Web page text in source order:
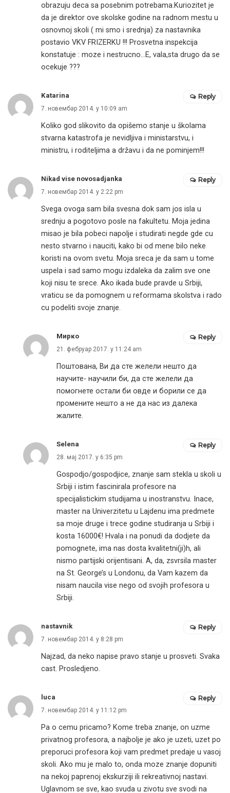
obrazuju deca sa posebnim potrebama.Kuriozitet je
da je direktor ove skolske godine na radnom mestu u
osnovnoj skoli ( mi smo i srednja) za nastavnika
postavio VKV FRIZERKU !!! Prosvetna inspekcija
konstatuje : moze i nestrucno…E, vala,sta drugo da se
ocekuje ???
Katarina
7. новембар 2014. у 10:09 am
Koliko god slikovito da opišemo stanje u školama
stvarna katastrofa je nevidljiva i ministarstvu, i
ministru, i roditeljima a državu i da ne pominjem!!!
Reply
Nikad vise novosadjanka
7. новембар 2014. у 2:22 pm
Svega ovoga sam bila svesna dok sam jos isla u
srednju a pogotovo posle na fakultetu. Moja jedina
misao je bila pobeci napolje i studirati negde gde cu
nesto stvarno i nauciti, kako bi od mene bilo neke
koristi na ovom svetu. Moja sreca je da sam u tome
uspela i sad samo mogu izdaleka da zalim sve one
koji nisu te srece. Ako ikada bude pravde u Srbiji,
vraticu se da pomognem u reformama skolstva i rado
cu podeliti svoje znanje.
Reply
Мирко
21. фебруар 2017. у 11:24 am
Поштована, Ви да сте желели нешто да
научите- научили би, да сте желели да
помогнете остали би овде и борили се да
промените нешто а не да нас из далека
жалите.
Reply
Selena
28. мај 2017. у 6:35 pm
Gospodjo/gospodjice, znanje sam stekla u skoli u
Srbiji i istim fascinirala profesore na
specijalistickim studijama u inostranstvu. Inace,
master na Univerzitetu u Lajdenu ima predmete
sa moje druge i trece godine studiranja u Srbiji i
kosta 16000€! Hvala i na ponudi da dodjete da
pomognete, ima nas dosta kvalitetni(ji)h, ali
nismo partijski orijentisani. A, da, zsvrsila master
na St. George’s u Londonu, da Vam kazem da
nisam naucila vise nego od svojih profesora u
Srbiji.
Reply
nastavnik
7. новембар 2014. у 8:28 pm
Najzad, da neko napise pravo stanje u prosveti. Svaka
cast. Prosledjeno.
Reply
luca
7. новембар 2014. у 11:12 pm
Pa o cemu pricamo? Kome treba znanje, on uzme
privatnog profesora, a najbolje je ako je uzeti, uzet po
preporuci profesora koji vam predmet predaje u vasoj
skoli. Ako mu je malo to, onda moze znanje dopuniti
na nekoj paprenoj ekskurziji ili rekreativnoj nastavi.
Uglavnom se sve, kao svuda u zivotu sve svodi na
Reply